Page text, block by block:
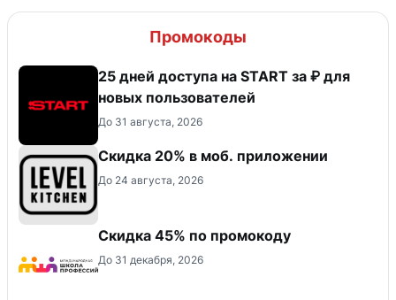
Промокоды
25 дней доступа на START за ₽ для
новых пользователей
До 31 августа, 2026
Скидка 20% в моб. приложении
До 24 августа, 2026
Скидка 45% по промокоду
До 31 декабря, 2026